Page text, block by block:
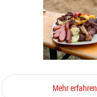
Mehr erfahren